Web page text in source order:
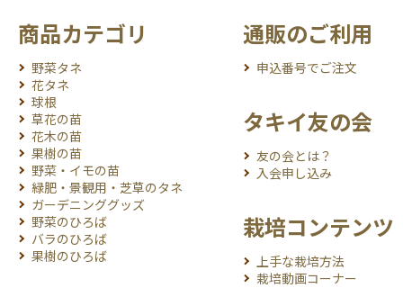
商品カテゴリ
野菜タネ
花タネ
球根
草花の苗
花木の苗
果樹の苗
野菜・イモの苗
緑肥・景観用・芝草のタネ
ガーデニンググッズ
野菜のひろば
バラのひろば
果樹のひろば
通販のご利用
申込番号でご注文
タキイ友の会
友の会とは？
入会申し込み
栽培コンテンツ
上手な栽培方法
栽培動画コーナー